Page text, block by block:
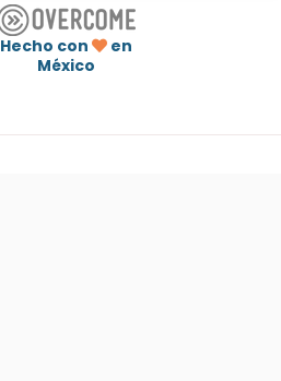
Hecho con
en
México